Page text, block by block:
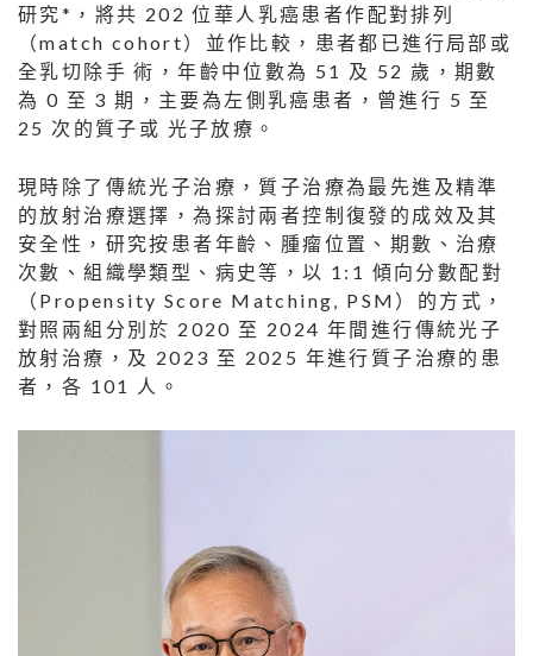
研究*，將共 202 位華人乳癌患者作配對排列
（match cohort）並作比較，患者都已進行局部或
全乳切除手 術，年齡中位數為 51 及 52 歲，期數
為 0 至 3 期，主要為左側乳癌患者，曾進行 5 至
25 次的質子或 光子放療。
現時除了傳統光子治療，質子治療為最先進及精準
的放射治療選擇，為探討兩者控制復發的成效及其
安全性，研究按患者年齡、腫瘤位置、期數、治療
次數、組織學類型、病史等，以 1:1 傾向分數配對
（Propensity Score Matching, PSM）的方式，
對照兩組分別於 2020 至 2024 年間進行傳統光子
放射治療，及 2023 至 2025 年進行質子治療的患
者，各 101 人。